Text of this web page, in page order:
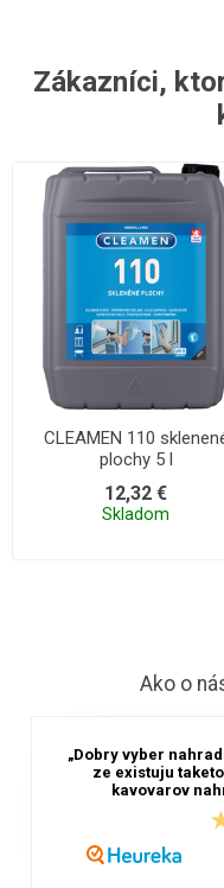
Zákazníci,
CLEAMEN 110
plochy 5 l
12,32 €
Skladom
Ako o
„Dobry vyber
ze existuju
kavovarov